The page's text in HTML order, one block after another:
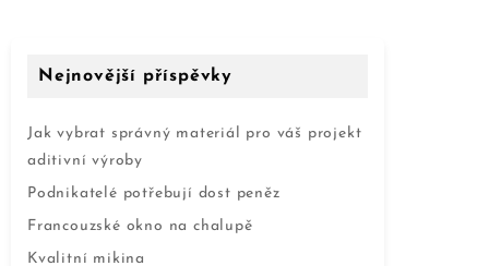
Nejnovější příspěvky
Jak vybrat správný materiál pro váš projekt
aditivní výroby
Podnikatelé potřebují dost peněz
Francouzské okno na chalupě
Kvalitní mikina